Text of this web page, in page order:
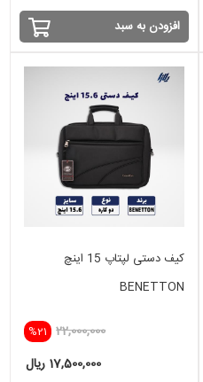
افزودن به سبد
کیف دستی لپتاپ 15 اینچ
BENETTON
%21 22,000,000
17,500,000 ریال